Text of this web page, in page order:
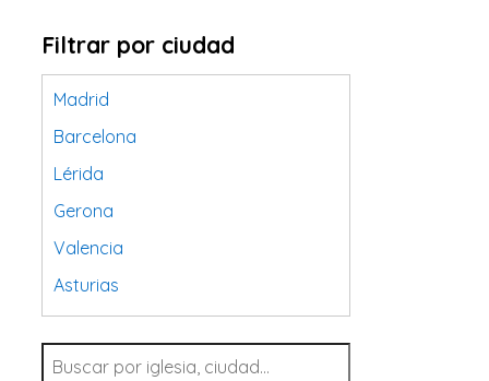
Filtrar por ciudad
Madrid
Barcelona
Lérida
Gerona
Valencia
Asturias
Tarragona
Navarra